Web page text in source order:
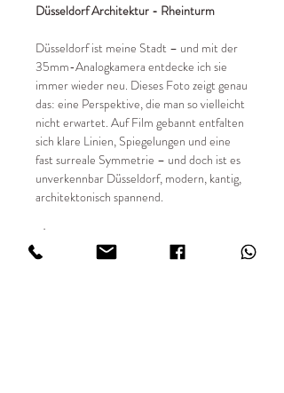
Düsseldorf Architektur - Rheinturm
Düsseldorf ist meine Stadt – und mit der
35mm-Analogkamera entdecke ich sie
immer wieder neu. Dieses Foto zeigt genau
das: eine Perspektive, die man so vielleicht
nicht erwartet. Auf Film gebannt entfalten
sich klare Linien, Spiegelungen und eine
fast surreale Symmetrie – und doch ist es
unverkennbar Düsseldorf, modern, kantig,
architektonisch spannend.
📸 Details:
✔ Entstehungsjahr 2026